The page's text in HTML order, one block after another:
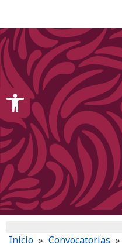
Inicio » Convocatorias »
Open toolbar